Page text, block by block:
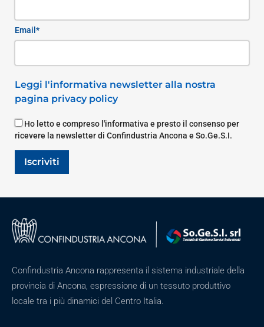
Email*
Leggi l'informativa newsletter alla nostra
pagina privacy policy
Ho letto e compreso l'informativa e presto il consenso per
ricevere la newsletter di Confindustria Ancona e So.Ge.S.I.
Iscriviti
Confindustria Ancona rappresenta il sistema industriale della
provincia di Ancona, espressione di un tessuto produttivo
locale tra i più dinamici del Centro Italia.